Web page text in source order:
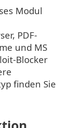
Modul
PDF-
und MS
Blocker
finden Sie